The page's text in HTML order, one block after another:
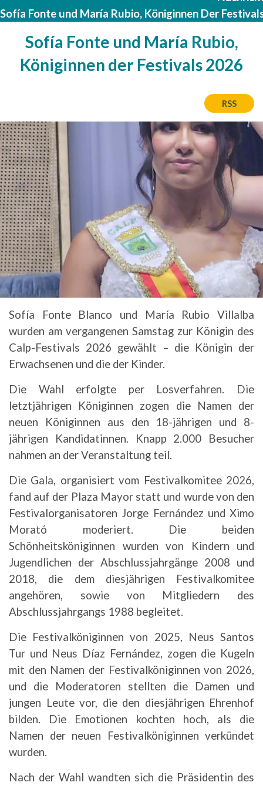
Sofía Fonte und María Rubio, Königinnen Der
Sofía Fonte und María Rubio,
Königinnen der Festivals 2026
RSS
Bild
Sofía Fonte Blanco und María Rubio Villalba
wurden am vergangenen Samstag zur Königin des
Calp-Festivals 2026 gewählt – die Königin der
Erwachsenen und die der Kinder.
Die Wahl erfolgte per Losverfahren. Die
letztjährigen Königinnen zogen die Namen der
neuen Königinnen aus den 18-jährigen und 8-
jährigen Kandidatinnen. Knapp 2.000 Besucher
nahmen an der Veranstaltung teil.
Die Gala, organisiert vom Festivalkomitee 2026,
fand auf der Plaza Mayor statt und wurde von den
Festivalorganisatoren Jorge Fernández und Ximo
Morató moderiert. Die beiden
Schönheitsköniginnen wurden von Kindern und
Jugendlichen der Abschlussjahrgänge 2008 und
2018, die dem diesjährigen Festivalkomitee
angehören, sowie von Mitgliedern des
Abschlussjahrgangs 1988 begleitet.
Die Festivalköniginnen von 2025, Neus Santos
Tur und Neus Díaz Fernández, zogen die Kugeln
mit den Namen der Festivalköniginnen von 2026,
und die Moderatoren stellten die Damen und
jungen Leute vor, die den diesjährigen Ehrenhof
bilden. Die Emotionen kochten hoch, als die
Namen der neuen Festivalköniginnen verkündet
wurden.
Nach der Wahl wandten sich die Präsidentin des